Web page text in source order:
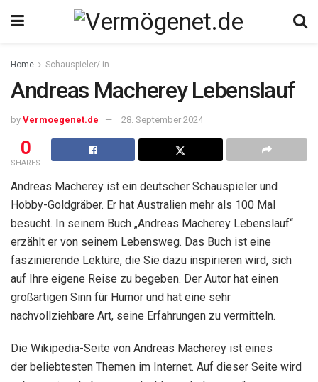
Home Schauspieler/-in
Andreas Macherey Lebenslauf
by Vermoegenet.de 28. September 2024
0
SHARES
Andreas Macherey ist ein deutscher Schauspieler und
Hobby-Goldgräber. Er hat Australien mehr als 100 Mal
besucht. In seinem Buch „Andreas Macherey Lebenslauf“
erzählt er von seinem Lebensweg. Das Buch ist eine
faszinierende Lektüre, die Sie dazu inspirieren wird, sich
auf Ihre eigene Reise zu begeben. Der Autor hat einen
großartigen Sinn für Humor und hat eine sehr
nachvollziehbare Art, seine Erfahrungen zu vermitteln.
Die Wikipedia-Seite von Andreas Macherey ist eines
der beliebtesten Themen im Internet. Auf dieser Seite wird